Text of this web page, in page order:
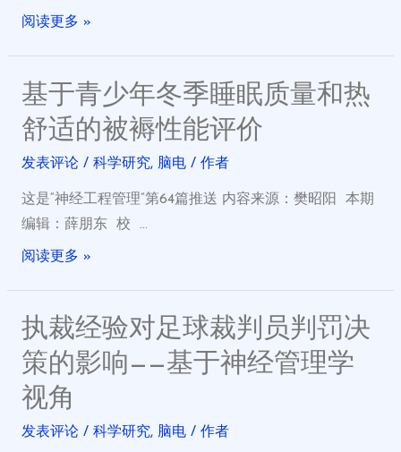
阅读更多 »
基于青少年冬季睡眠质量和热
舒适的被褥性能评价
发表评论 / 科学研究, 脑电/ 作者
这是“神经工程管理”第64篇推送 内容来源：樊昭阳 本期
编辑：薛朋东 校 …
阅读更多 »
执裁经验对足球裁判员判罚决
策的影响——基于神经管理学
视角
发表评论 / 科学研究, 脑电/ 作者